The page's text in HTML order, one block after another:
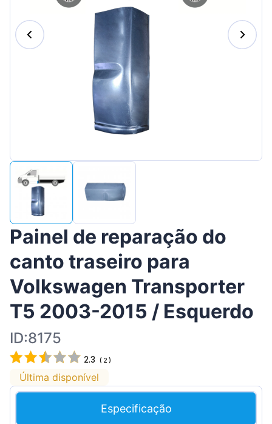
Magyar
Slovenian
Slovenčina
Painel de reparação do
canto traseiro para
Volkswagen Transporter
T5 2003-2015 / Esquerdo
ID:8175
2.3 ( 2 )
Última disponível
Especificação